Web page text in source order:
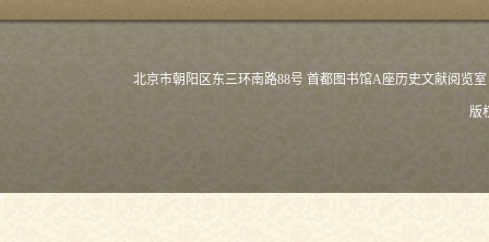
北京市朝阳区东三环南路88号 首都图书馆A座历史文献阅览
版